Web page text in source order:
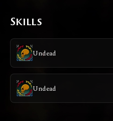
Skills
Undead
Undead